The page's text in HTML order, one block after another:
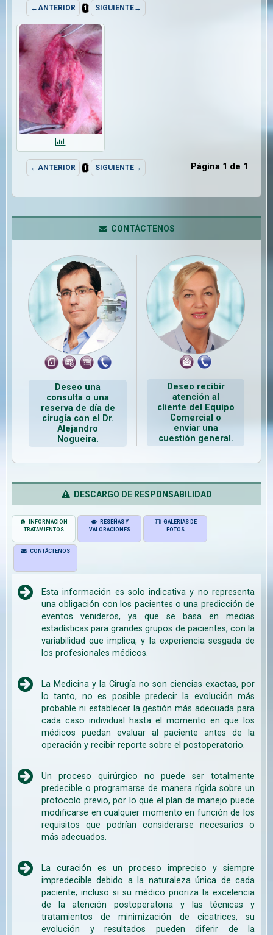
←ANTERIOR 1 SIGUIENTE→
←ANTERIOR 1 SIGUIENTE→ Página 1 de 1
CONTÁCTENOS
Deseo una
consulta o una
reserva de día de
cirugía con el Dr.
Alejandro
Nogueira.
Deseo recibir
atención al
cliente del Equipo
Comercial o
enviar una
cuestión general.
DESCARGO DE RESPONSABILIDAD
INFORMACIÓN
TRATAMIENTOS
RESEÑAS Y
VALORACIONES
GALERÍAS DE
FOTOS
CONTÁCTENOS
Esta información es solo indicativa y no representa
una obligación con los pacientes o una predicción de
eventos venideros, ya que se basa en medias
estadísticas para grandes grupos de pacientes, con la
variabilidad que implica, y la experiencia sesgada de
los profesionales médicos.
La Medicina y la Cirugía no son ciencias exactas, por
lo tanto, no es posible predecir la evolución más
probable ni establecer la gestión más adecuada para
cada caso individual hasta el momento en que los
médicos puedan evaluar al paciente antes de la
operación y recibir reporte sobre el postoperatorio.
Un proceso quirúrgico no puede ser totalmente
predecible o programarse de manera rígida sobre un
protocolo previo, por lo que el plan de manejo puede
modificarse en cualquier momento en función de los
requisitos que podrían considerarse necesarios o
más adecuados.
La curación es un proceso impreciso y siempre
impredecible debido a la naturaleza única de cada
paciente; incluso si su médico prioriza la excelencia
de la atención postoperatoria y las técnicas y
tratamientos de minimización de cicatrices, su
evolución y resultados pueden diferir de la